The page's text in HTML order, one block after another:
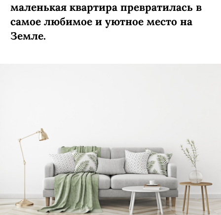
маленькая квартира превратилась в
самое любимое и уютное место на
Земле.